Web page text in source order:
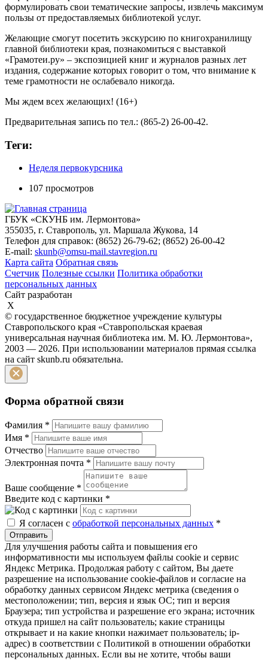
формулировать свои тематические запросы, извлечь максимум
пользы от предоставляемых библиотекой услуг.
Желающие смогут посетить экскурсию по книгохранилищу
главной библиотеки края, познакомиться с выставкой
«Грамотеи.ру» – экспозицией книг и журналов разных лет
издания, содержание которых говорит о том, что внимание к
теме грамотности не ослабевало никогда.
Мы ждем всех желающих! (16+)
Предварительная запись по тел.: (865-2) 26-00-42.
Теги:
Неделя первокурсника
107 просмотров
ГБУК «СКУНБ им. Лермонтова»
355035, г. Ставрополь, ул. Маршала Жукова, 14
Телефон для справок: (8652) 26-79-62; (8652) 26-00-42
E-mail: skunb@omsu-mail.stavregion.ru
Карта сайта Обратная связь
Счетчик Полезные ссылки Политика обработки
персональных данных
Сайт разработан
X
© государственное бюджетное учреждение культуры
Ставропольского края «Ставропольская краевая
универсальная научная библиотека им. М. Ю. Лермонтова»,
2003 — 2026. При использовании материалов прямая ссылка
на сайт skunb.ru обязательна.
Форма обратной связи
Фамилия *
Имя *
Отчество
Электронная почта *
Ваше сообщение *
Введите код с картинки *
Я согласен с обработкой персональных данных *
Отправить
Для улучшения работы сайта и повышения его
информативности мы используем файлы cookie и сервис
Яндекс Метрика. Продолжая работу с сайтом, Вы даете
разрешение на использование cookie-файлов и согласие на
обработку данных сервисом Яндекс метрика (сведения о
местоположении; тип, версия и язык ОС; тип и версия
Браузера; тип устройства и разрешение его экрана; источник
откуда пришел на сайт пользователь; какие страницы
открывает и на какие кнопки нажимает пользователь; ip-
адрес) в соответствии с Политикой в отношении обработки
персональных данных. Если вы не хотите, чтобы ваши